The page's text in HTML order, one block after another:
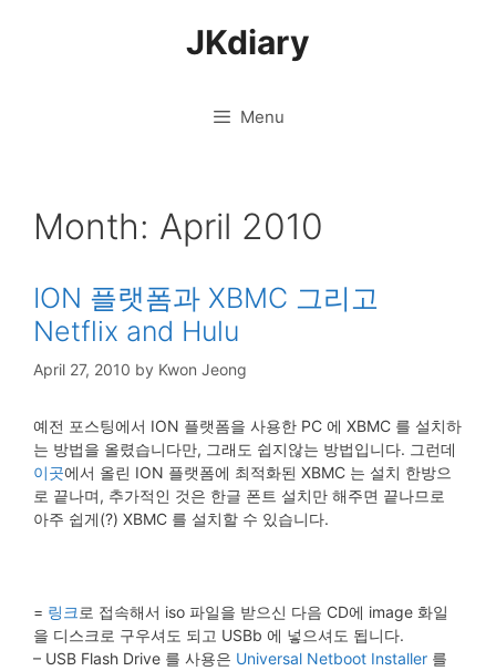
JKdiary
Menu
Month: April 2010
ION 플랫폼과 XBMC 그리고
Netflix and Hulu
April 27, 2010 by Kwon Jeong
예전 포스팅에서 ION 플랫폼을 사용한 PC 에 XBMC 를 설치하
는 방법을 올렸습니다만, 그래도 쉽지않는 방법입니다. 그런데
이곳에서 올린 ION 플랫폼에 최적화된 XBMC 는 설치 한방으
로 끝나며, 추가적인 것은 한글 폰트 설치만 해주면 끝나므로
아주 쉽게(?) XBMC 를 설치할 수 있습니다.
= 링크 로 접속해서 iso 파일을 받으신 다음 CD에 image 화일
을 디스크로 구우셔도 되고 USBb 에 넣으셔도 됩니다.
– USB Flash Drive 를 사용은 Universal Netboot Installer 를